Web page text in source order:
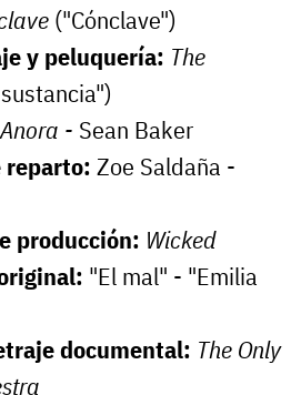
("Cónclave")
y peluquería: The
Anora - Sean Baker
reparto: Zoe Saldaña -
producción: Wicked
"El mal" - "Emilia
documental: The Only